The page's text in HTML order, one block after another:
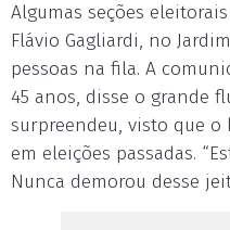
Algumas seções
Flávio Gagliardi, no
pessoas na fila. A
45 anos, disse o grande
surpreendeu, visto que
em eleições passadas.
Nunca demorou desse